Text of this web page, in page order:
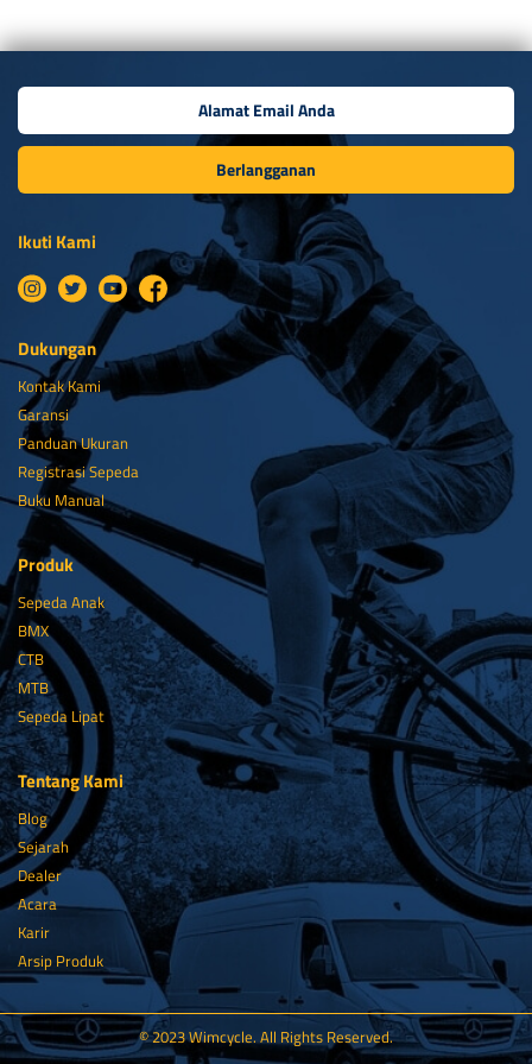
Berlangganan
Ikuti Kami
Dukungan
Kontak Kami
Garansi
Panduan Ukuran
Registrasi Sepeda
Buku Manual
Produk
Sepeda Anak
BMX
CTB
MTB
Sepeda Lipat
Tentang Kami
Blog
Sejarah
Dealer
Acara
Karir
Arsip Produk
© 2023 Wimcycle. All Rights Reserved.